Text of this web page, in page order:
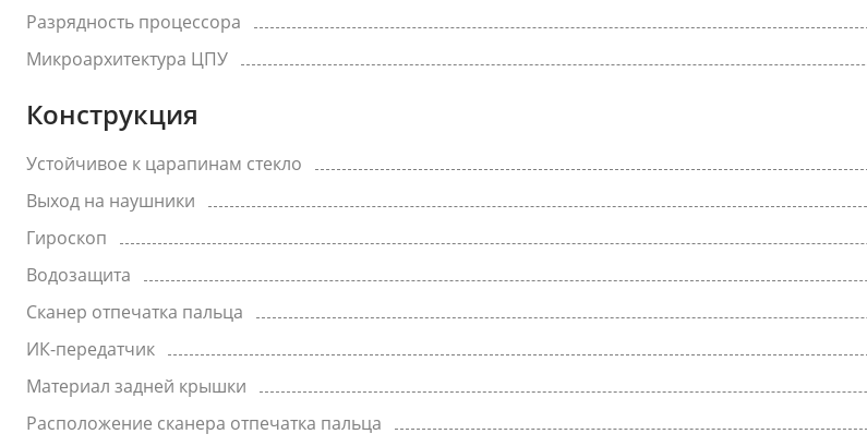
Разрядность процессора
Микроархитектура ЦПУ
Конструкция
Устойчивое к царапинам стекло
Выход на наушники
Гироскоп
Водозащита
Сканер отпечатка пальца
ИК-передатчик
Материал задней крышки
Расположение сканера отпечатка пальца